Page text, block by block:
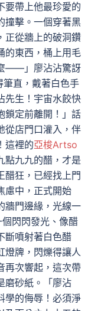
要帶上他最珍愛的
撞擊。一個穿著黑
正從牆上的破洞鑽
的東西，桶上用毛
——」廖沾沾驚訝
直，戴著白色手
先生！宇宙水餃快
鎖定前離開！」話
從店門口灌入，伴
這裡的亞梭Artso
點九九的醋，才是
醋狂，已經找上門
慮中，正式開始
牆門邊緣，光線一
閃閃發光、像醋
斷噴射著白色醋
燈牌，閃爍得讓人
再次響起，這次帶
磨砂紙。「廖沾
學的侮辱！必須淨